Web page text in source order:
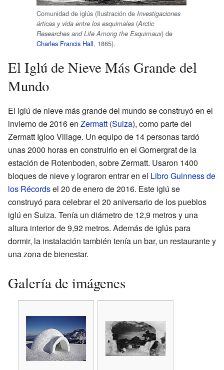
Comunidad de iglús (Ilustración de Investigaciones
árticas y vida entre los esquimales (Arctic
Researches and Life Among the Esquimaux) de
Charles Francis Hall, 1865).
El Iglú de Nieve Más Grande del
Mundo
El iglú de nieve más grande del mundo se construyó en el
invierno de 2016 en Zermatt (Suiza), como parte del
Zermatt Igloo Village. Un equipo de 14 personas tardó
unas 2000 horas en construirlo en el Gornergrat de la
estación de Rotenboden, sobre Zermatt. Usaron 1400
bloques de nieve y lograron entrar en el Libro Guinness de
los Récordsel 20 de enero de 2016. Este iglú se
construyó para celebrar el 20 aniversario de los pueblos
iglú en Suiza. Tenía un diámetro de 12,9 metros y una
altura interior de 9,92 metros. Además de iglús para
dormir, la instalación también tenía un bar, un restaurante y
una zona de bienestar.
Galería de imágenes